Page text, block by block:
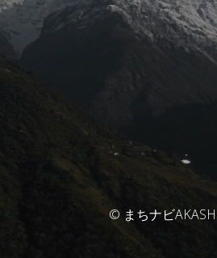
© まちナビ